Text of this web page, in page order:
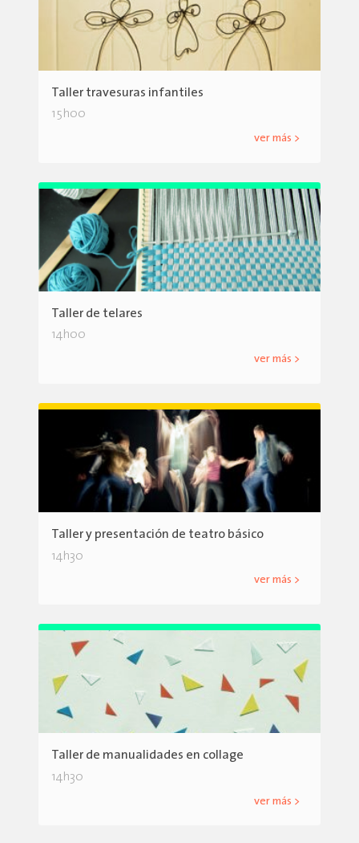
Taller travesuras infantiles
15h00
ver más >
Taller de telares
14h00
ver más >
Taller y presentación de teatro básico
14h30
ver más >
Taller de manualidades en collage
14h30
ver más >